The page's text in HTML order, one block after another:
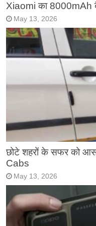
Xiaomi का 8000mAh
May 13, 2026
छोटे शहरों के सफर को
Cabs
May 13, 2026